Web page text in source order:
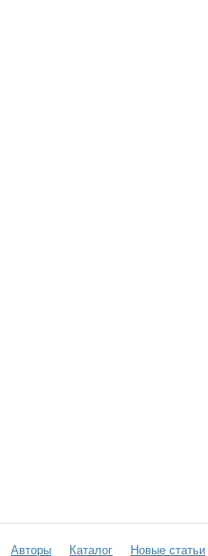
Авторы Каталог Новые статьи